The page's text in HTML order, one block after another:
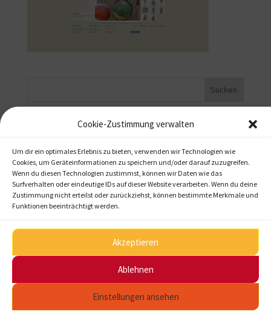
Cookie-Zustimmung verwalten
Um dir ein optimales Erlebnis zu bieten, verwenden wir Technologien wie
Cookies, um Geräteinformationen zu speichern und/oder darauf zuzugreifen.
Wenn du diesen Technologien zustimmst, können wir Daten wie das
Surfverhalten oder eindeutige IDs auf dieser Website verarbeiten. Wenn du deine
Zustimmung nicht erteilst oder zurückziehst, können bestimmte Merkmale und
Funktionen beeinträchtigt werden.
Akzeptieren
Ablehnen
Einstellungen ansehen
Projekte / Referenzen
Preise und Leistungen
Kontakt
Startseite Kontakt
Impressum
Datenschutzerklärung